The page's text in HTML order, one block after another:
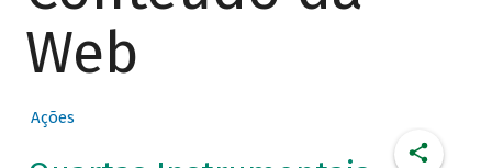
Web
Ações